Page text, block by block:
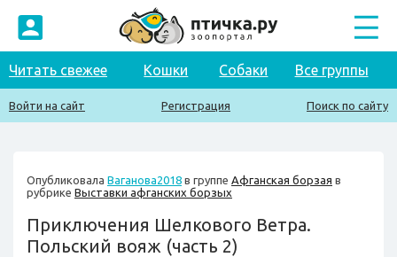
Читать свежее Кошки Собаки Все группы
Войти на сайт Регистрация Поиск по сайту
Опубликовала Ваганова2018 в группе Афганская борзая в
рубрике Выставки афганских борзых
Приключения Шелкового Ветра.
Польский вояж (часть 2)